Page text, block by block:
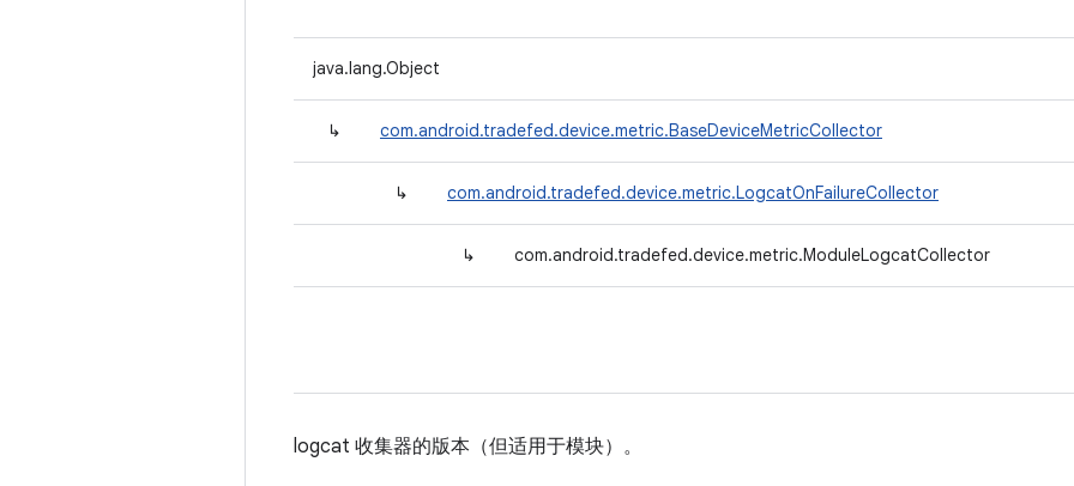
java.lang.Object
↳ com.android.tradefed.device.metric.BaseDeviceMetricCollector
↳ com.android.tradefed.device.metric.LogcatOnFailureCollector
↳ com.android.tradefed.device.metric.ModuleLogcatCollector
logcat 收集器的版本（但适用于模块）。